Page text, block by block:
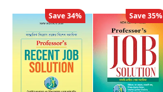
Save34% Save35%